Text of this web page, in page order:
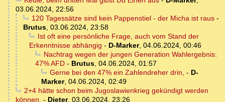
03.06.2024, 22:56
120 Tagessätze sind kein Pappenstiel - der Micha ist raus-
Brutus, 03.06.2024, 23:58
Ist oft eine persönliche Frage, auch vom Stand der
Erkenntnisse abhängig - D-Marker, 04.06.2024, 00:46
Nachtrag wegen der jungen Generation Wahlergebnis:
47% AFD - Brutus, 04.06.2024, 01:57
Gerne bei den 47% ein Zahlendreher drin, - D-
Marker, 04.06.2024, 02:49
2+4 hätte schon beim Jugoslawienkrieg gekündigt werden
können. - Dieter, 03.06.2024, 23:26